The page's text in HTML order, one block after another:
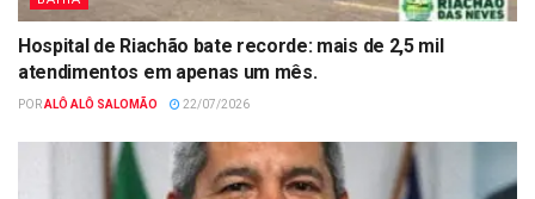
Hospital de Riachão bate recorde: mais de 2,5 mil
atendimentos em apenas um mês.
PORALÔ ALÔ SALOMÃO 22/07/2026